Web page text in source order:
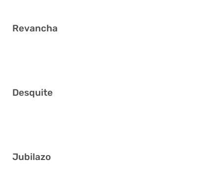
Revancha
Desquite
Jubilazo